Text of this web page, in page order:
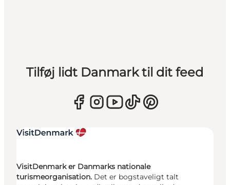
Tilføj lidt Danmark til dit feed
VisitDenmark er Danmarks nationale
turismeorganisation. Det er bogstaveligt talt